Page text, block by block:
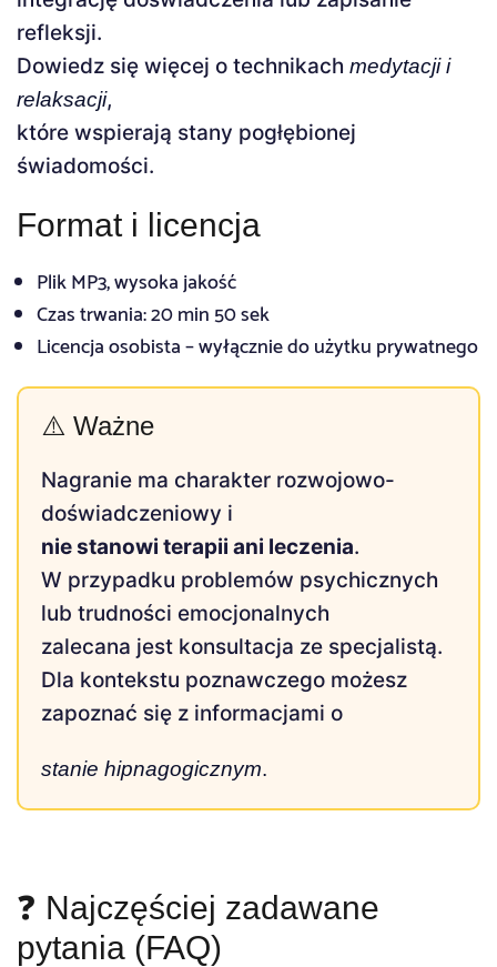
refleksji.
Dowiedz się więcej o technikach medytacji i
relaksacji,
które wspierają stany pogłębionej
świadomości.
Format i licencja
Plik MP3, wysoka jakość
Czas trwania: 20 min 50 sek
Licencja osobista – wyłącznie do użytku prywatnego
⚠️ Ważne
Nagranie ma charakter rozwojowo-
doświadczeniowy i
nie stanowi terapii ani leczenia.
W przypadku problemów psychicznych
lub trudności emocjonalnych
zalecana jest konsultacja ze specjalistą.
Dla kontekstu poznawczego możesz
zapoznać się z informacjami o
stanie hipnagogicznym.
❓ Najczęściej zadawane
pytania (FAQ)